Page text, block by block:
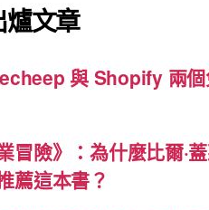
爐文章
與 Shopify 兩
冒險》：為什麼比爾·
薦這本書？